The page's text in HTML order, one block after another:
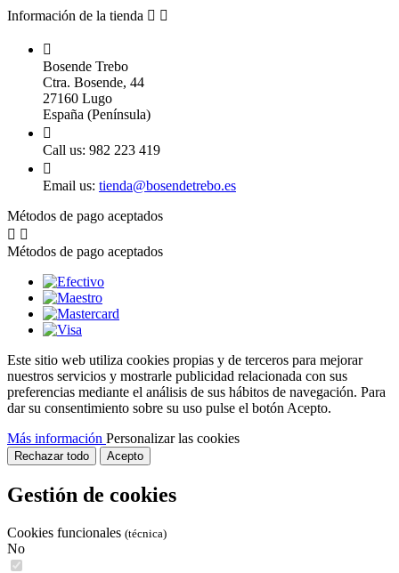
Información de la tienda  

Bosende Trebo
Ctra. Bosende, 44
27160 Lugo
España (Península)

Call us: 982 223 419

Email us: tienda@bosendetrebo.es
Métodos de pago aceptados
 
Métodos de pago aceptados
Este sitio web utiliza cookies propias y de terceros para mejorar
nuestros servicios y mostrarle publicidad relacionada con sus
preferencias mediante el análisis de sus hábitos de navegación. Para
dar su consentimiento sobre su uso pulse el botón Acepto.
Más información Personalizar las cookies
Rechazar todo Acepto
Gestión de cookies
Cookies funcionales (técnica)
No